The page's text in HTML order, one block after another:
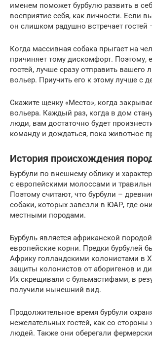
именем поможет бурбулю развить в
восприятие себя, как личности. Если
он слишком радушно встречает гостей
Когда массивная собака прыгает на
причиняет тому дискомфорт. Поэтому,
гостей, лучше сразу отправить вашего
вольер. Приучить его к этому лучше с
Скажите щенку «Место», когда
вольера. Каждый раз, когда в дом
люди, вам достаточно будет
команду и дождаться, пока животное
История происхождения
Бурбули по внешнему облику и
с европейскими молоссами и
Поэтому считают, что бурбули –
собаки, которых завезли в ЮАР, где
местными породами.
Бурбуль является африканской
европейские корни. Предки бурбулей
Африку голландскими колонистами в
защиты колонистов от аборигенов и
Их скрещивали с бульмастифами, в
получили нынешний вид.
Продолжительное время бурбули
нежелательных гостей, как со стороны
людей. Также они оберегали